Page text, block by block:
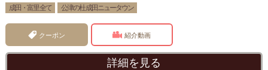
成田・富里 全て 公津の杜 成田ニュータウン
クーポン 紹介動画
詳細を見る